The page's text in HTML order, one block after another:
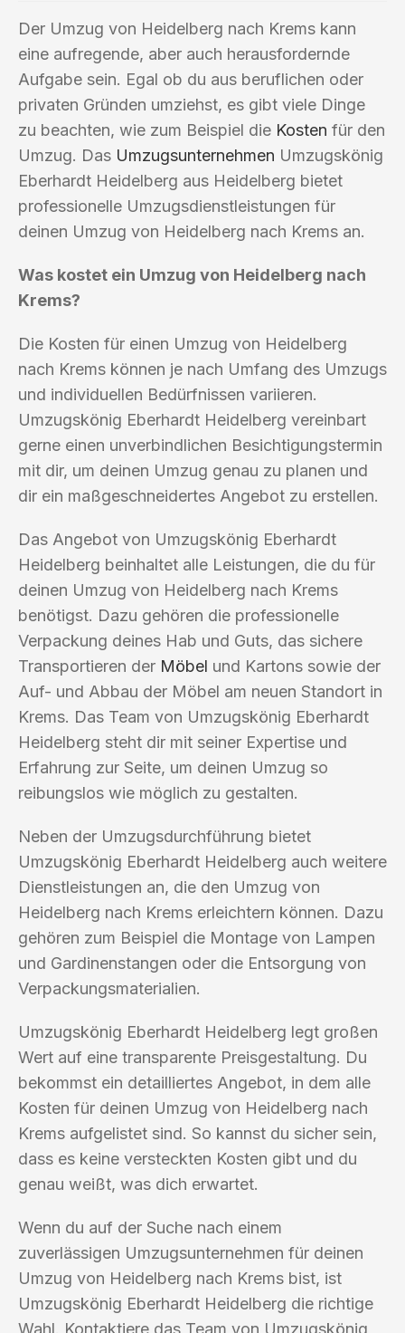
Der Umzug von Heidelberg nach Krems kann
eine aufregende, aber auch herausfordernde
Aufgabe sein. Egal ob du aus beruflichen oder
privaten Gründen umziehst, es gibt viele Dinge
zu beachten, wie zum Beispiel die Kosten für den
Umzug. Das Umzugsunternehmen Umzugskönig
Eberhardt Heidelberg aus Heidelberg bietet
professionelle Umzugsdienstleistungen für
deinen Umzug von Heidelberg nach Krems an.
Was kostet ein Umzug von Heidelberg nach
Krems?
Die Kosten für einen Umzug von Heidelberg
nach Krems können je nach Umfang des Umzugs
und individuellen Bedürfnissen variieren.
Umzugskönig Eberhardt Heidelberg vereinbart
gerne einen unverbindlichen Besichtigungstermin
mit dir, um deinen Umzug genau zu planen und
dir ein maßgeschneidertes Angebot zu erstellen.
Das Angebot von Umzugskönig Eberhardt
Heidelberg beinhaltet alle Leistungen, die du für
deinen Umzug von Heidelberg nach Krems
benötigst. Dazu gehören die professionelle
Verpackung deines Hab und Guts, das sichere
Transportieren der Möbel und Kartons sowie der
Auf- und Abbau der Möbel am neuen Standort in
Krems. Das Team von Umzugskönig Eberhardt
Heidelberg steht dir mit seiner Expertise und
Erfahrung zur Seite, um deinen Umzug so
reibungslos wie möglich zu gestalten.
Neben der Umzugsdurchführung bietet
Umzugskönig Eberhardt Heidelberg auch weitere
Dienstleistungen an, die den Umzug von
Heidelberg nach Krems erleichtern können. Dazu
gehören zum Beispiel die Montage von Lampen
und Gardinenstangen oder die Entsorgung von
Verpackungsmaterialien.
Umzugskönig Eberhardt Heidelberg legt großen
Wert auf eine transparente Preisgestaltung. Du
bekommst ein detailliertes Angebot, in dem alle
Kosten für deinen Umzug von Heidelberg nach
Krems aufgelistet sind. So kannst du sicher sein,
dass es keine versteckten Kosten gibt und du
genau weißt, was dich erwartet.
Wenn du auf der Suche nach einem
zuverlässigen Umzugsunternehmen für deinen
Umzug von Heidelberg nach Krems bist, ist
Umzugskönig Eberhardt Heidelberg die richtige
Wahl. Kontaktiere das Team von Umzugskönig